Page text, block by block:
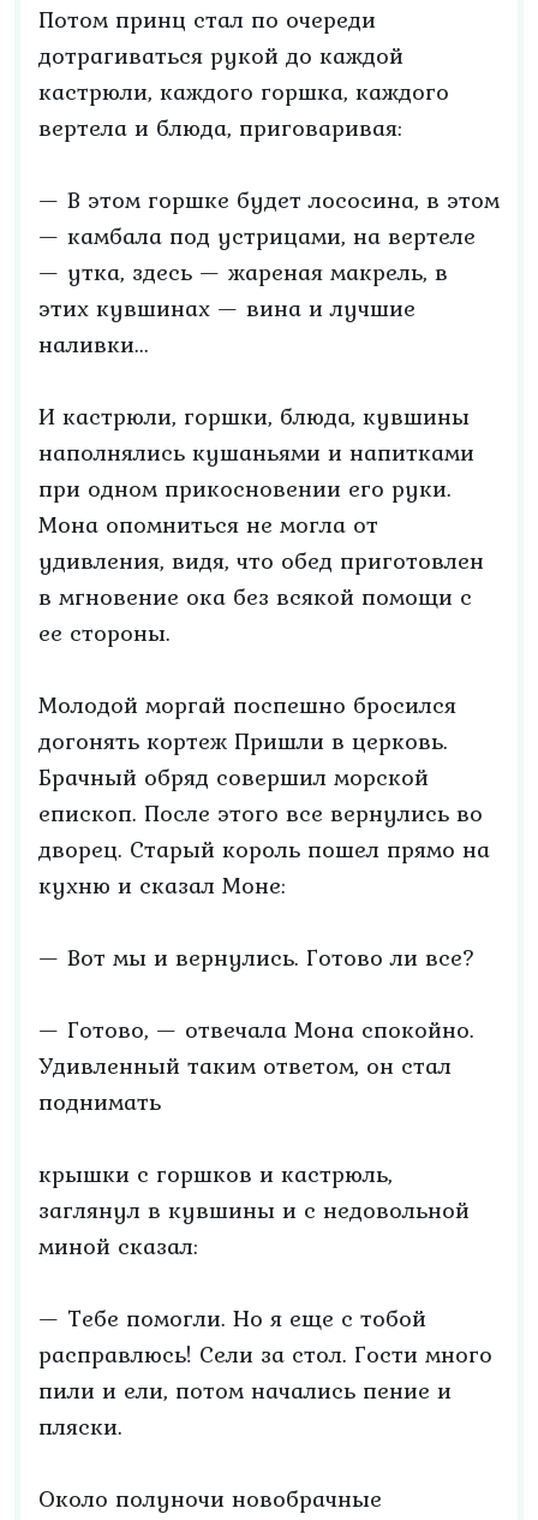
Потом принц стал по очереди
дотрагиваться рукой до каждой
кастрюли, каждого горшка, каждого
вертела и блюда, приговаривая:
— В этом горшке будет лососина, в этом
— камбала под устрицами, на вертеле
— утка, здесь — жареная макрель, в
этих кувшинах — вина и лучшие
наливки...
И кастрюли, горшки, блюда, кувшины
наполнялись кушаньями и напитками
при одном прикосновении его руки.
Мона опомниться не могла от
удивления, видя, что обед приготовлен
в мгновение ока без всякой помощи с
ее стороны.
Молодой моргай поспешно бросился
догонять кортеж Пришли в церковь.
Брачный обряд совершил морской
епископ. После этого все вернулись во
дворец. Старый король пошел прямо на
кухню и сказал Моне:
— Вот мы и вернулись. Готово ли все?
— Готово, — отвечала Мона спокойно.
Удивленный таким ответом, он стал
поднимать
крышки с горшков и кастрюль,
заглянул в кувшины и с недовольной
миной сказал:
— Тебе помогли. Но я еще с тобой
расправлюсь! Сели за стол. Гости много
пили и ели, потом начались пение и
пляски.
Около полуночи новобрачные